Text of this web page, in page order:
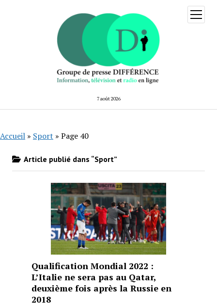
7 août 2026
ouvrir
menu
Accueil » Sport » Page 40
Article publié dans “Sport”
Qualification Mondial 2022 :
L’Italie ne sera pas au Qatar,
deuxième fois après la Russie en
2018